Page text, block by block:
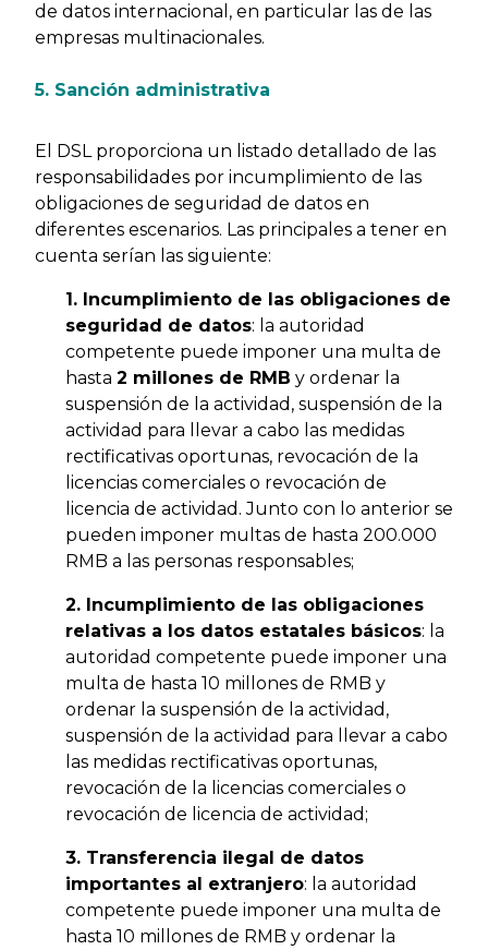
de datos internacional, en particular las de las
empresas multinacionales.
5. Sanción administrativa
El DSL proporciona un listado detallado de las
responsabilidades por incumplimiento de las
obligaciones de seguridad de datos en
diferentes escenarios. Las principales a tener en
cuenta serían las siguiente:
1. Incumplimiento de las obligaciones de
seguridad de datos: la autoridad
competente puede imponer una multa de
hasta 2 millones de RMB y ordenar la
suspensión de la actividad, suspensión de la
actividad para llevar a cabo las medidas
rectificativas oportunas, revocación de la
licencias comerciales o revocación de
licencia de actividad. Junto con lo anterior se
pueden imponer multas de hasta 200.000
RMB a las personas responsables;
2. Incumplimiento de las obligaciones
relativas a los datos estatales básicos: la
autoridad competente puede imponer una
multa de hasta 10 millones de RMB y
ordenar la suspensión de la actividad,
suspensión de la actividad para llevar a cabo
las medidas rectificativas oportunas,
revocación de la licencias comerciales o
revocación de licencia de actividad;
3. Transferencia ilegal de datos
importantes al extranjero: la autoridad
competente puede imponer una multa de
hasta 10 millones de RMB y ordenar la